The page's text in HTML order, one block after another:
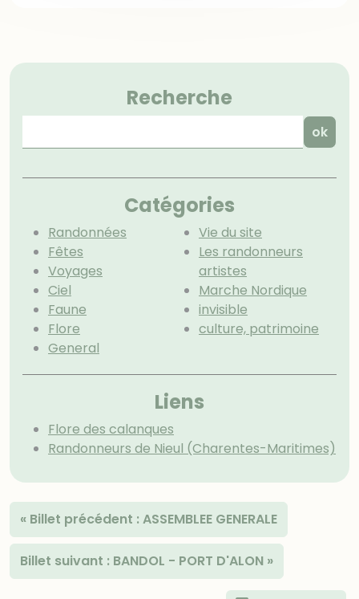
Recherche
Catégories
Randonnées
Fêtes
Voyages
Ciel
Faune
Flore
General
Vie du site
Les randonneurs
artistes
Marche Nordique
invisible
culture, patrimoine
Liens
Flore des calanques
Randonneurs de Nieul (Charentes-Maritimes)
« Billet précédent : ASSEMBLEE GENERALE
Billet suivant : BANDOL - PORT D'ALON »